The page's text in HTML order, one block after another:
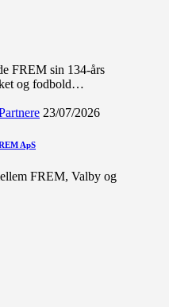
FREM sin 134-års
og fodbold…
23/07/2026
ApS
FREM, Valby og